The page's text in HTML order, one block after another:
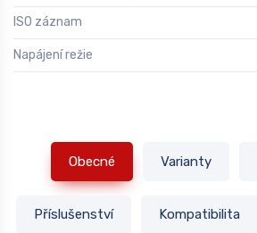
ISO záznam
Napájení režie
Obecné Varianty
Příslušenství Kompatibilita